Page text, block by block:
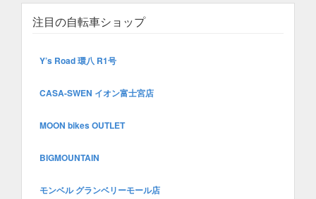
注目の自転車ショップ
Y’s Road 環八 R1号
CASA-SWEN イオン富士宮店
MOON bikes OUTLET
BIGMOUNTAIN
モンベル グランベリーモール店